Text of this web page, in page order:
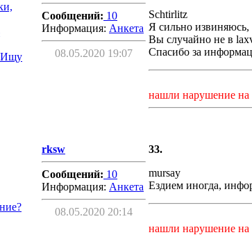
Ищу
Сообщений: 10
Информация: Aнкета
08.05.2020 19:07
Schtirlitz
Я сильно
Вы случайно не в
Спасибо за
нашли нарушение на
rksw
Сообщений: 10
Информация: Aнкета
08.05.2020 20:14
33.
mursay
Ездием иногда,
нашли нарушение на